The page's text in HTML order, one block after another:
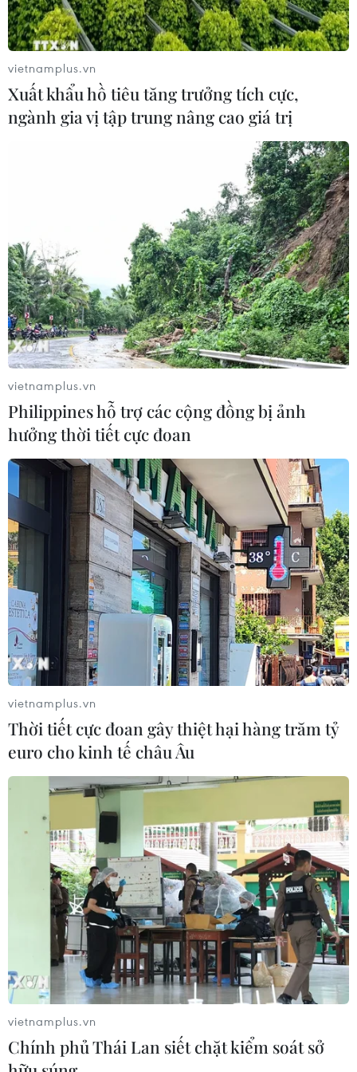
Google chấp nhận trả 1 tỷ USD vì các tranh
Tập đoàn công nghệ Google của Mỹ đã đồng ý trả số
tiền 945 triệu euro (1 tỷ USD) để giải quyết vụ tranh cãi
về thuế thu nhập tại Pháp theo một thỏa thuận dàn xếp
giữa hai bên.
vietnamplus.vn
Xuất khẩu hồ tiêu tăng trưởng tích cực,
ngành gia vị tập trung nâng cao giá trị
vietnamplus.vn
Philippines hỗ trợ các cộng đồng bị ảnh
hưởng thời tiết cực đoan
vietnamplus.vn
Thời tiết cực đoan gây thiệt hại hàng trăm tỷ
euro cho kinh tế châu Âu
vietnamplus.vn
Chính phủ Thái Lan siết chặt kiểm soát sở